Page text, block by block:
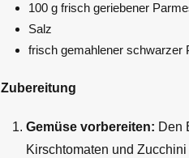
100 g frisch geriebener
Salz
frisch gemahlener schwarzer
Zubereitung
Gemüse vorbereiten: Den
Kirschtomaten und